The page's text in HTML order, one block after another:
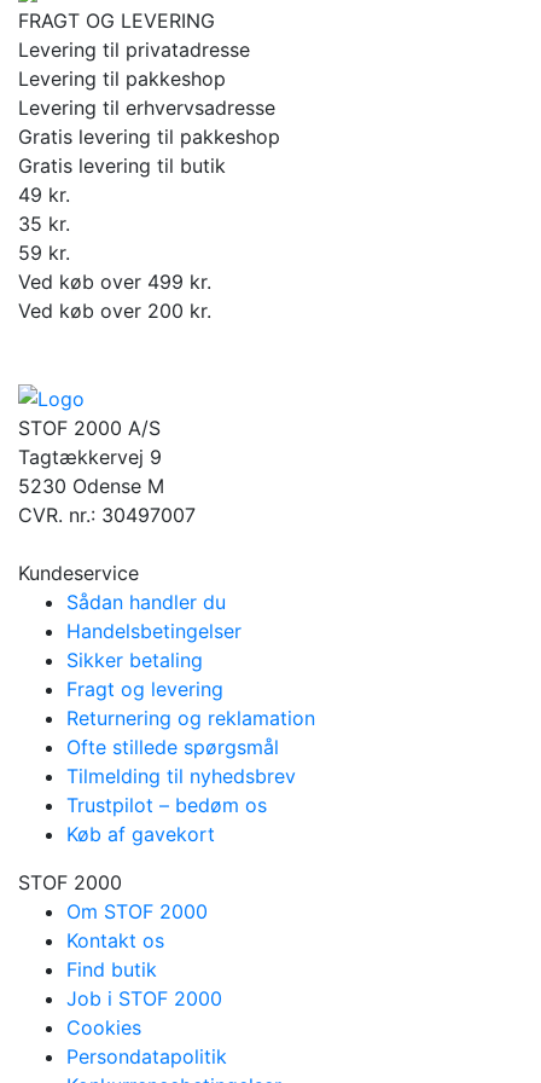
FRAGT OG LEVERING
Levering til privatadresse
Levering til pakkeshop
Levering til erhvervsadresse
Gratis levering til pakkeshop
Gratis levering til butik
49 kr.
35 kr.
59 kr.
Ved køb over 499 kr.
Ved køb over 200 kr.
STOF 2000 A/S
Tagtækkervej 9
5230 Odense M
CVR. nr.: 30497007
Kundeservice
Sådan handler du
Handelsbetingelser
Sikker betaling
Fragt og levering
Returnering og reklamation
Ofte stillede spørgsmål
Tilmelding til nyhedsbrev
Trustpilot – bedøm os
Køb af gavekort
STOF 2000
Om STOF 2000
Kontakt os
Find butik
Job i STOF 2000
Cookies
Persondatapolitik